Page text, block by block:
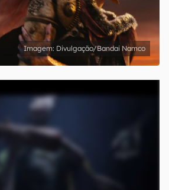
Divulgação/Bandai Namco